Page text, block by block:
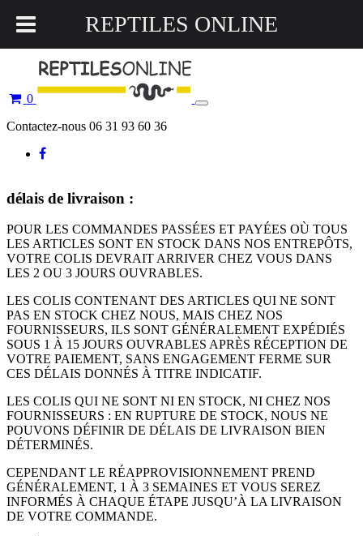
0
Toggle
Contactez-nous 06 31 93 60 36
délais de livraison :
POUR LES COMMANDES PASSÉES ET PAYÉES OÙ TOUS
LES ARTICLES SONT EN STOCK DANS NOS ENTREPÔTS,
VOTRE COLIS DEVRAIT ARRIVER CHEZ VOUS DANS
LES 2 OU 3 JOURS OUVRABLES.
LES COLIS CONTENANT DES ARTICLES QUI NE SONT
PAS EN STOCK CHEZ NOUS, MAIS CHEZ NOS
FOURNISSEURS, ILS SONT GÉNÉRALEMENT EXPÉDIÉS
SOUS 1 À 15 JOURS OUVRABLES APRÈS RÉCEPTION DE
VOTRE PAIEMENT, SANS ENGAGEMENT FERME SUR
CES DÉLAIS DONNÉS À TITRE INDICATIF.
LES COLIS QUI NE SONT NI EN STOCK, NI CHEZ NOS
FOURNISSEURS : EN RUPTURE DE STOCK, NOUS NE
POUVONS DÉFINIR DE DÉLAIS DE LIVRAISON BIEN
DÉTERMINÉS.
CEPENDANT LE RÉAPPROVISIONNEMENT PREND
GÉNÉRALEMENT, 1 À 3 SEMAINES ET VOUS SEREZ
INFORMÉS À CHAQUE ÉTAPE JUSQU’À LA LIVRAISON
DE VOTRE COMMANDE.
REPTILES ONLINE